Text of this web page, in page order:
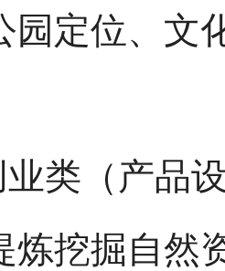
园定位、文
类（产品
挖掘自然